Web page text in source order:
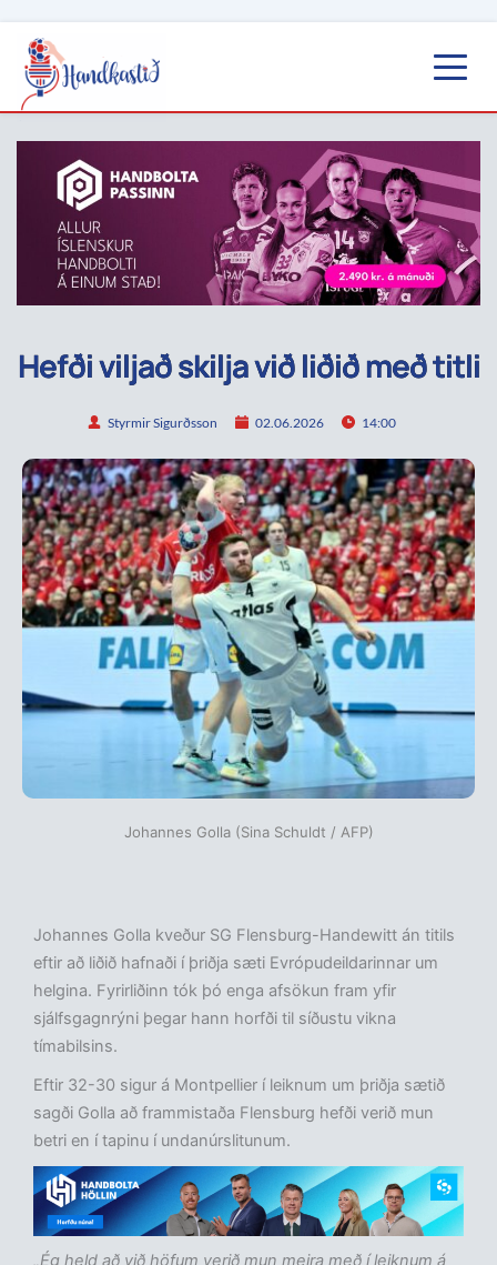
Hefði viljað skilja við liðið með titli
Styrmir Sigurðsson 02.06.2026 14:00
Johannes Golla (Sina Schuldt / AFP)
Johannes Golla kveður SG Flensburg-Handewitt án titils
eftir að liðið hafnaði í þriðja sæti Evrópudeildarinnar um
helgina. Fyrirliðinn tók þó enga afsökun fram yfir
sjálfsgagnrýni þegar hann horfði til síðustu vikna
tímabilsins.
Eftir 32-30 sigur á Montpellier í leiknum um þriðja sætið
sagði Golla að frammistaða Flensburg hefði verið mun
betri en í tapinu í undanúrslitunum.
„Ég held að við höfum verið mun meira með í leiknum á